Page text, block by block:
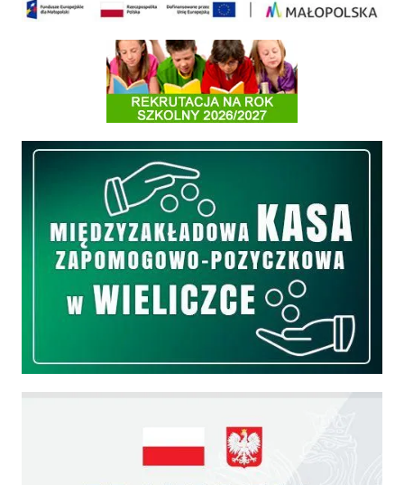
Informacja o terminach rekrutacji na rok szkolny 2026/2027
Międzyzakładowa Kasa Zapomogowo - Pożyczkowa